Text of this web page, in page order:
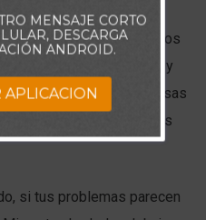
majestuosidad de los
Saber que Dios nos
misericordia y su amor, y
de cuidar estas cosas
nos llena de cánticos
si tus problemas parecen
MENSAJE CORTO
DESCARGA
ANDROID.
APLICACION